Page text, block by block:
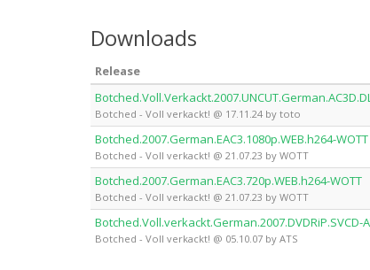
Downloads
Release
Botched - Voll verkackt! @ 17.11.24 by toto
Botched.2007.German.EAC3.1080p.WEB.h264-WOTT
Botched - Voll verkackt! @ 21.07.23 by WOTT
Botched.2007.German.EAC3.720p.WEB.h264-WOTT
Botched - Voll verkackt! @ 21.07.23 by WOTT
Botched.Voll.verkackt.German.2007.DVDRiP.SVCD-
Botched - Voll verkackt! @ 05.10.07 by ATS